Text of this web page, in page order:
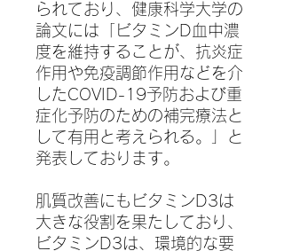
られており、健康科学大学の
論文には「ビタミンD血中濃
度を維持することが、抗炎症
作用や免疫調節作用などを介
したCOVID-19予防および重
症化予防のための補完療法と
して有用と考えられる。」と
発表しております。
肌質改善にもビタミンD3は
大きな役割を果たしており、
ビタミンD3は、環境的な要